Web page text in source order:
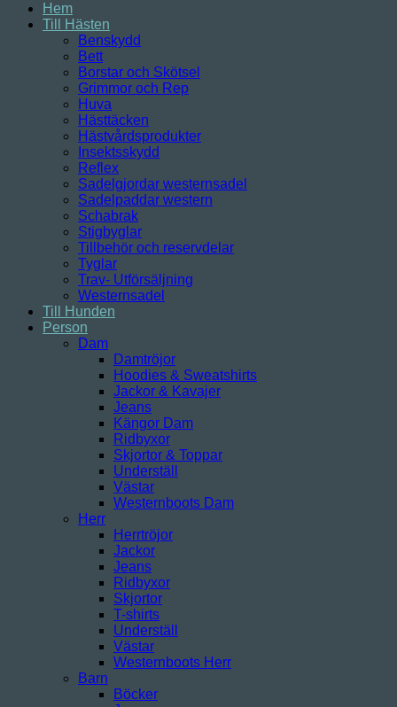
Hem
Till Hästen
Benskydd
Bett
Borstar och Skötsel
Grimmor och Rep
Huva
Hästtäcken
Hästvårdsprodukter
Insektsskydd
Reflex
Sadelgjordar westernsadel
Sadelpaddar western
Schabrak
Stigbyglar
Tillbehör och reservdelar
Tyglar
Trav- Utförsäljning
Westernsadel
Till Hunden
Person
Dam
Damtröjor
Hoodies & Sweatshirts
Jackor & Kavajer
Jeans
Kängor Dam
Ridbyxor
Skjortor & Toppar
Underställ
Västar
Westernboots Dam
Herr
Herrtröjor
Jackor
Jeans
Ridbyxor
Skjortor
T-shirts
Underställ
Västar
Westernboots Herr
Barn
Böcker